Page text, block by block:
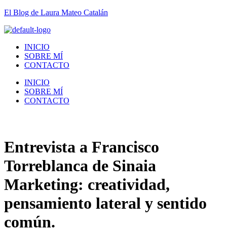
El Blog de Laura Mateo Catalán
INICIO
SOBRE MÍ
CONTACTO
INICIO
SOBRE MÍ
CONTACTO
Entrevista a Francisco
Torreblanca de Sinaia
Marketing: creatividad,
pensamiento lateral y sentido
común.